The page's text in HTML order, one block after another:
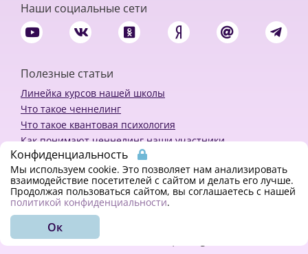
Наши социальные сети
Полезные статьи
Линейка курсов нашей школы
Что такое ченнелинг
Что такое квантовая психология
Как понимают ченнелинг наши участники
Политика конфиденциальности
Закажи ченнелинг
© 2018 - 2023 Kvreal2018 | All rights reserved.
Конфиденциальность
Мы используем cookie. Это позволяет нам анализировать
взаимодействие посетителей с сайтом и делать его лучше.
Продолжая пользоваться сайтом, вы соглашаетесь с нашей
политикой конфиденциальности.
Ок